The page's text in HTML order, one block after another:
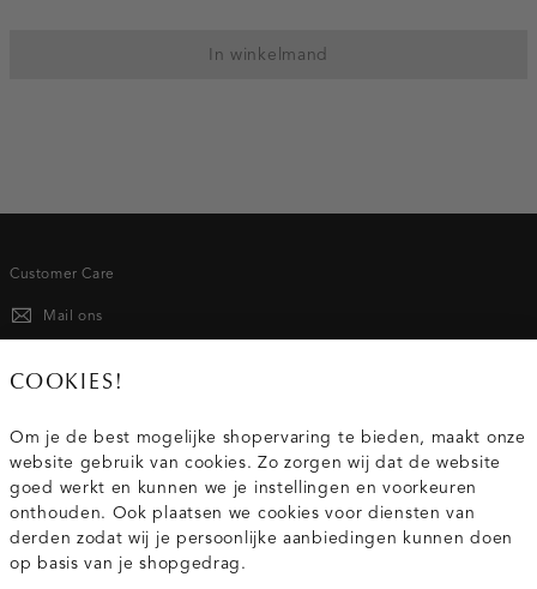
In winkelmand
Customer Care
Mail ons
Service
Wij zijn Costes
COOKIES!
Om je de best mogelijke shopervaring te bieden, maakt onze
website gebruik van cookies. Zo zorgen wij dat de website
goed werkt en kunnen we je instellingen en voorkeuren
onthouden. Ook plaatsen we cookies voor diensten van
derden zodat wij je persoonlijke aanbiedingen kunnen doen
op basis van je shopgedrag.